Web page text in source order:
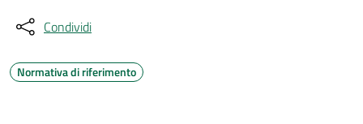
Condividi
Normativa di riferimento